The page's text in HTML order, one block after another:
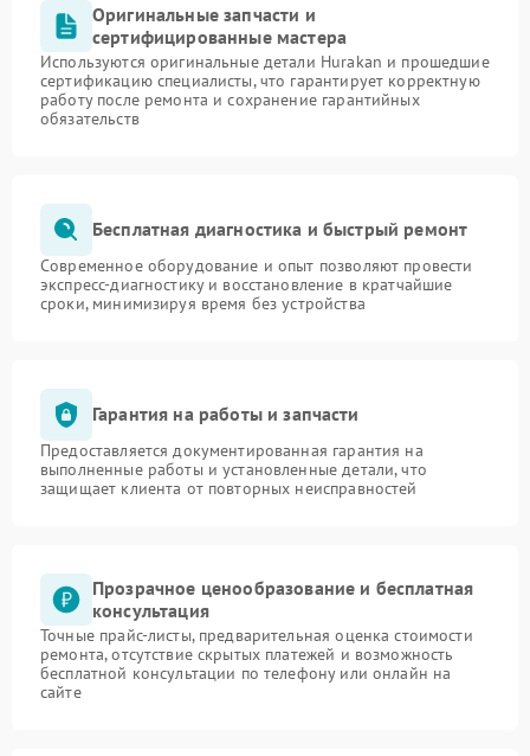
Оригинальные запчасти и
сертифицированные мастера
Используются оригинальные детали Hurakan и прошедшие
сертификацию специалисты, что гарантирует корректную
работу после ремонта и сохранение гарантийных
обязательств
Бесплатная диагностика и быстрый ремонт
Современное оборудование и опыт позволяют провести
экспресс-диагностику и восстановление в кратчайшие
сроки, минимизируя время без устройства
Гарантия на работы и запчасти
Предоставляется документированная гарантия на
выполненные работы и установленные детали, что
защищает клиента от повторных неисправностей
Прозрачное ценообразование и бесплатная
консультация
Точные прайс-листы, предварительная оценка стоимости
ремонта, отсутствие скрытых платежей и возможность
бесплатной консультации по телефону или онлайн на
сайте